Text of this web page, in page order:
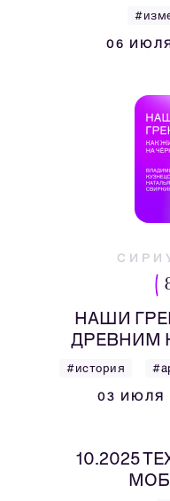
06
НАШИ
ДРЕВНИМ
#история
03 ИЮЛЯ
10.2025